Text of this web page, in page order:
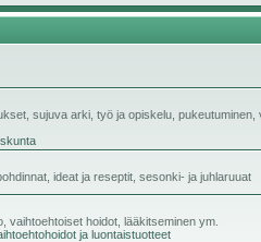
sujuva arki, työ ja opiskelu, pukeutuminen,
ideat ja reseptit, sesonki- ja juhlaruuat
vaihtoehtoiset hoidot, lääkitseminen ym.
ja luontaistuotteet